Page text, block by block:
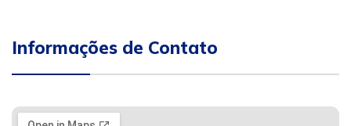
Informações de Contato